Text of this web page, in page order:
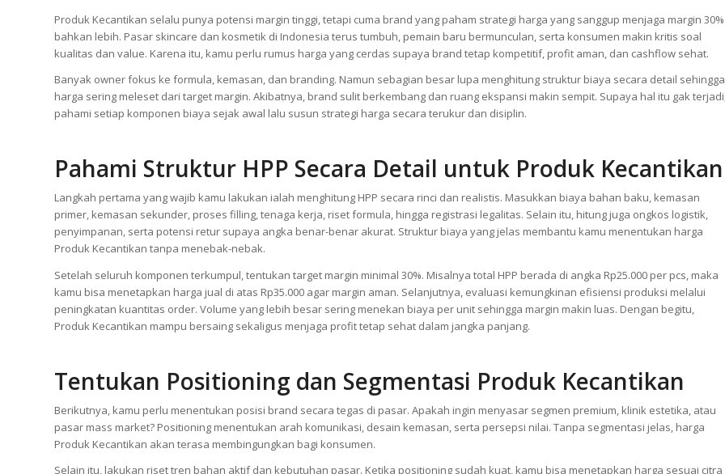
Produk Kecantikan
Produk Kecantikan selalu punya potensi margin tinggi, tetapi cuma brand yang paham strategi harga yang sanggup menjaga margin 30%
bahkan lebih. Pasar skincare dan kosmetik di Indonesia terus tumbuh, pemain baru bermunculan, serta konsumen makin kritis soal
kualitas dan value. Karena itu, kamu perlu rumus harga yang cerdas supaya brand tetap kompetitif, profit aman, dan cashflow sehat.
pahami setiap komponen biaya sejak awal lalu susun strategi harga secara terukur dan disiplin.
Pahami Struktur HPP Secara Detail untuk Produk Kecantikan
Langkah pertama yang wajib kamu lakukan ialah menghitung HPP secara rinci dan realistis. Masukkan biaya bahan baku, kemasan
primer, kemasan sekunder, proses filling, tenaga kerja, riset formula, hingga registrasi legalitas. Selain itu, hitung juga ongkos logistik,
penyimpanan, serta potensi retur supaya angka benar-benar akurat. Struktur biaya yang jelas membantu kamu menentukan harga
Produk Kecantikan tanpa menebak-nebak.
Setelah seluruh komponen terkumpul, tentukan target margin minimal 30%. Misalnya total HPP berada di angka Rp25.000 per pcs, maka
Produk Kecantikan mampu bersaing sekaligus menjaga profit tetap sehat dalam jangka panjang.
Tentukan Positioning dan Segmentasi Produk Kecantikan
Berikutnya, kamu perlu menentukan posisi brand secara tegas di pasar. Apakah ingin menyasar segmen premium, klinik estetika, atau